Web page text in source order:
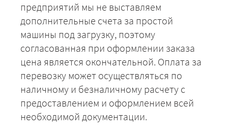
предприятий мы не выставляем
дополнительные счета за простой
машины под загрузку, поэтому
согласованная при оформлении заказа
цена является окончательной. Оплата за
перевозку может осуществляться по
наличному и безналичному расчету с
предоставлением и оформлением всей
необходимой документации.